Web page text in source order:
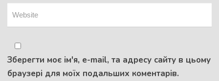
Зберегти моє ім'я, e-mail, та адресу сайту в цьому
браузері для моїх подальших коментарів.